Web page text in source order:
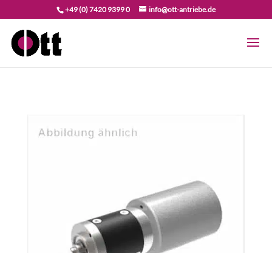
+49 (0) 7420 9399 0 info@ott-antriebe.de